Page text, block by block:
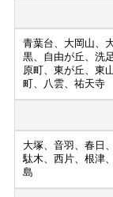
青葉台、大岡山、
黒、自由が丘、洗
原町、東が丘、東
町、八雲、祐天寺
大塚、音羽、春日
駄木、西片、根津
島